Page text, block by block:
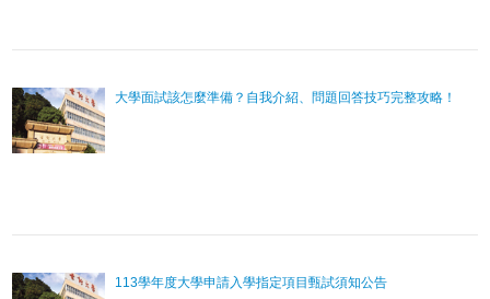
大學面試該怎麼準備？自我介紹、問題回答技巧完整攻略！
113學年度大學申請入學指定項目甄試須知公告